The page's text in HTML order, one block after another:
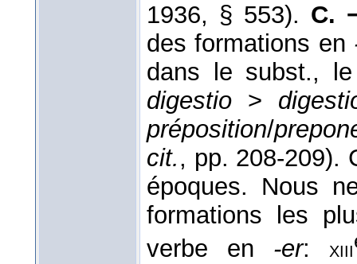
1936, § 553). C.
des formations en
dans le subst.,
digestio >
préposition/
cit., pp. 208-209).
époques. Nous
formations les
verbe en -er: xiii